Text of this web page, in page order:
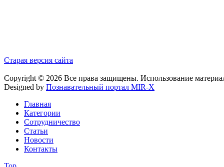
Старая версия сайта
Copyright © 2026 Все права защищены. Использование
Designed by Познавательный портал MIR-X
Главная
Категории
Сотрудничество
Статьи
Новости
Контакты